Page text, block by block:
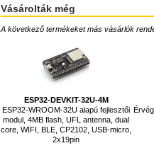
Vásárolták még
A következő termékeket más vásárlók
ESP32-DEVKIT-32U-4M
ESP32-WROOM-32U alapú fejlesztői
modul, 4MB flash, UFL antenna, dual
core, WIFI, BLE, CP2102, USB-micro,
2x19pin